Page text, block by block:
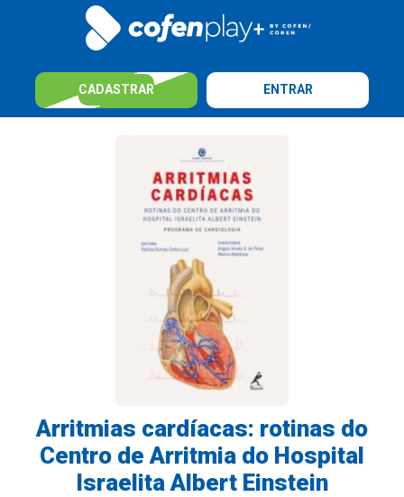
CADASTRAR ENTRAR
Arritmias cardíacas: rotinas do
Centro de Arritmia do Hospital
Israelita Albert Einstein